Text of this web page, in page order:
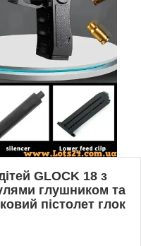
GLOCK 18 з
глушником та
пістолет глок